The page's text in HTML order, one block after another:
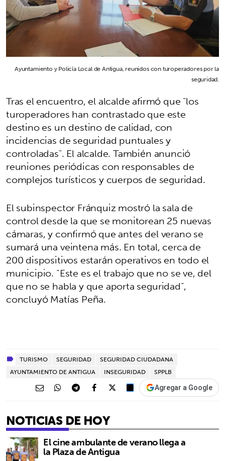
Ayuntamiento y Policía Local de Antigua, reunidos con turoperadores por la
seguridad.
Tras el encuentro, el alcalde afirmó que "los
turoperadores han contrastado que este
destino es un destino de calidad, con
incidencias de seguridad puntuales y
controladas". El alcalde. También anunció
reuniones periódicas con responsables de
complejos turísticos y cuerpos de seguridad.
El subinspector Fránquiz mostró la sala de
control desde la que se monitorean 25 nuevas
cámaras, y confirmó que antes del verano se
sumará una veintena más. En total, cerca de
200 dispositivos estarán operativos en todo el
municipio. “Este es el trabajo que no se ve, del
que no se habla y que aporta seguridad”,
concluyó Matías Peña.
TURISMO SEGURIDAD
SEGURIDAD CIUDADANA
AYUNTAMIENTO DE ANTIGUA
INSEGURIDAD SPPLB
Agregar a Google
NOTICIAS DE HOY
El cine ambulante de verano llega a
la Plaza de Antigua